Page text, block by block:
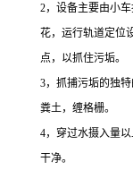
2，设备主要由小
花，运行轨道定位
点，以抓住污垢。
3，抓捕污垢的独
粪土，缠格栅。
4，穿过水摄入量
干净。